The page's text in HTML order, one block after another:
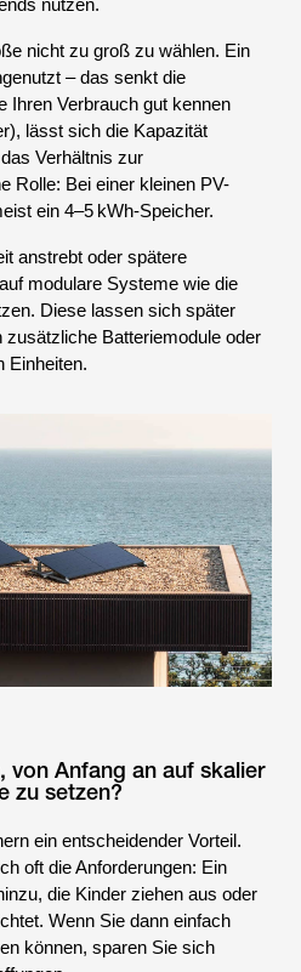
nutzen.
nicht zu groß zu wählen. Ein
– das senkt die
Ihren Verbrauch gut kennen
lässt sich die Kapazität
Verhältnis zur
Rolle: Bei einer kleinen PV-
ein 4–5 kWh-Speicher.
anstrebt oder spätere
modulare Systeme wie die
Diese lassen sich später
Batteriemodule oder
Einheiten.
von Anfang an auf skalier
zu setzen?
ein entscheidender Vorteil.
oft die Anforderungen: Ein
die Kinder ziehen aus oder
Wenn Sie dann einfach
können, sparen Sie sich